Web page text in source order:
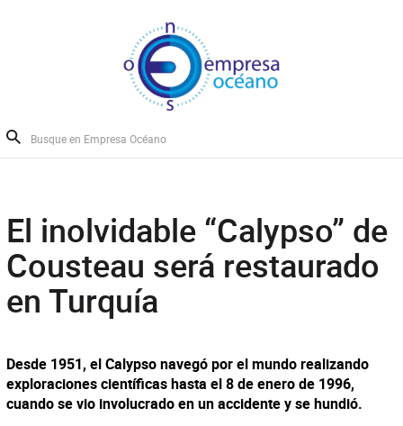
El inolvidable “Calypso” de
Cousteau será restaurado
en Turquía
Desde 1951, el Calypso navegó por el mundo realizando
exploraciones científicas hasta el 8 de enero de 1996,
cuando se vio involucrado en un accidente y se hundió.